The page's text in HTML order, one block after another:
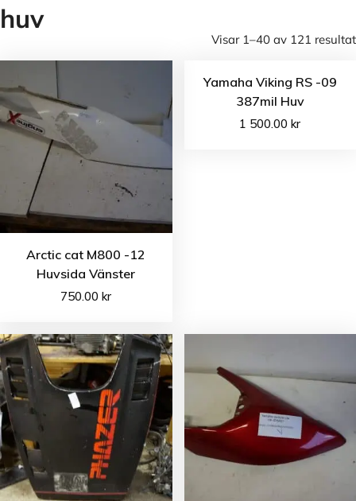
huv
Visar 1–40 av 121 resultat
Arctic cat M800 -12
Huvsida Vänster
750.00kr
Yamaha Viking RS -09
387mil Huv
1 500.00kr